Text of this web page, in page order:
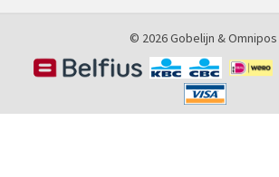
© 2026 Gobelijn &Omnipos